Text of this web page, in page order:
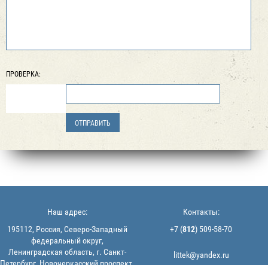
ПРОВЕРКА:
Наш адрес:
195112, Россия, Северо-Западный
федеральный округ,
Ленинградская область, г. Санкт-
Контакты:
+7 (812) 509-58-70
littek@yandex.ru